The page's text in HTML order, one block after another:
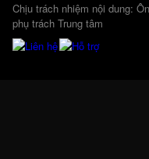
Chịu trách nhiệm nội dung:
phụ trách Trung tâm